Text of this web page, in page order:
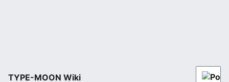
TYPE-MOON Wiki